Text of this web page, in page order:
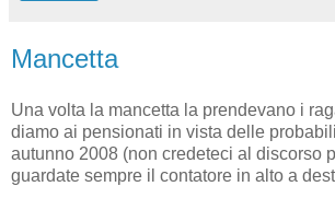
Mancetta
Una volta la mancetta la prendevano i
diamo ai pensionati in vista delle
autunno 2008 (non credeteci al discorso
guardate sempre il contatore in alto a